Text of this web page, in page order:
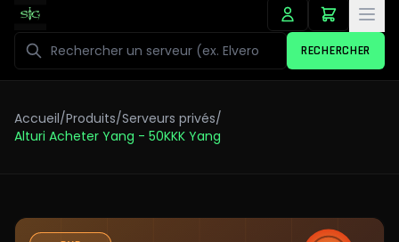
Rechercher RECHERCHER
Accueil/Produits/Serveurs privés/
Alturi Acheter Yang - 50KKK Yang